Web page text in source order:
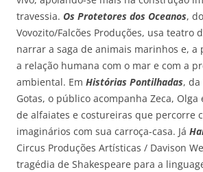
travessia. Os Protetores dos Oceanos,
Vovozito/Falcões Produções, usa teatro
narrar a saga de animais marinhos e,
a relação humana com o mar e com a
ambiental. Em Histórias Pontilhadas, da
Gotas, o público acompanha Zeca,
de alfaiates e costureiras que percorre
imaginários com sua carroça-casa. Já
Circus Produções Artísticas / Davison
tragédia de Shakespeare para a